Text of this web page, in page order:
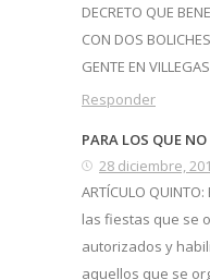
DECRETO QUE
CON DOS
GENTE EN
Responder
PARA LOS QUE
28 diciembre,
ARTÍCULO
las fiestas que se
autorizados y
aquellos que se